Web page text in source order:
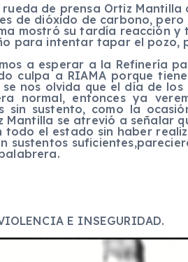
de prensa Ortiz Mantilla
de dióxido de carbono,
mostró su tardía reacción y
para intentar tapar el pozo,
a esperar a la Refinería
culpa a RIAMA porque
nos olvida que el día de
normal, entonces ya
sin sustento, como la
se atrevió a señalar
todo el estado sin haber
sustentos
E INSEGURIDAD.